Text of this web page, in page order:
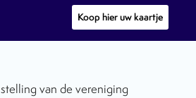
Koop hier uw kaartje
van de vereniging